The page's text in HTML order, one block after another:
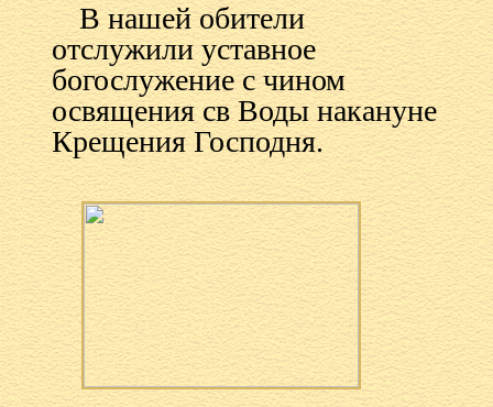
В нашей обители
отслужили уставное
богослужение с чином
освящения св Воды накануне
Крещения Господня.